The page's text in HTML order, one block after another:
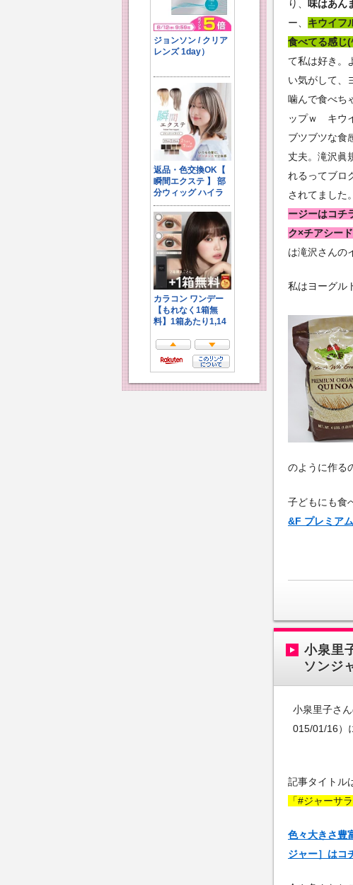
り、 味はあん
ー、 キウイフ
食べてる感
て私は好き。
い気がして、
噛んで食べち
ップｗ キウ
ブツブツな食
丈夫。滝沢眞
れるってブロ
されてました。
ージーはコチ
ク×チアシー
は滝沢さんの
私はヨーグル
のように作る
子どもにも食
&F プレミア
小泉里
ソンジ
小泉里子さ
015/01/16）
記事タイトル
「#ジャーサラ
色々大きさ豊
ジャー］はコ